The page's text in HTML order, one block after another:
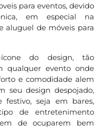
para eventos, devido
em especial na
aluguel de móveis para
ícone do design, tão
qualquer evento onde
e comodidade alem
seu design despojado,
festivo, seja em bares,
de entretenimento
de ocuparem bem